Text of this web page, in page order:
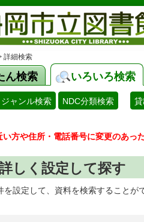
詳細検索
ん検索 いろいろ検索
ジャンル検索 NDC分類検索
方や住所・電話番号に変更のあった
しく設定して探す
を設定して、資料を検索することが